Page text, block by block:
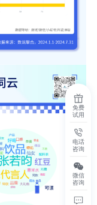
免费
试用
电话
咨询
微信
咨询